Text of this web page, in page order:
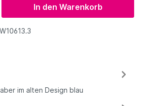
In den Warenkorb
im alten Design blau